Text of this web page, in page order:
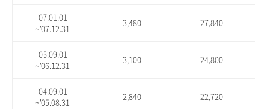
'07.01.01
~'07.12.31
3,480 27,840
'05.09.01
~'06.12.31
3,100 24,800
'04.09.01
~'05.08.31
2,840 22,720